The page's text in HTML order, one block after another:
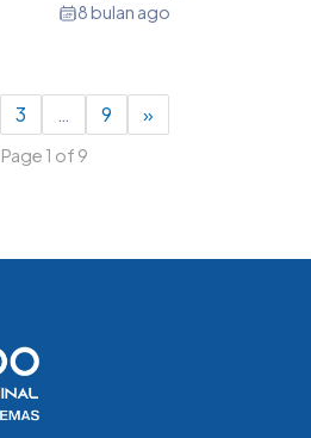
8 bulan ago
3 … 9 »
Page 1 of 9